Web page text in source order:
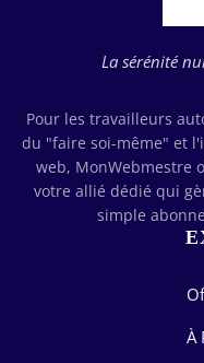
La sérénité
Pour les travailleurs
du "faire soi-même" et
web, MonWebmestre
votre allié dédié qui
simple
À